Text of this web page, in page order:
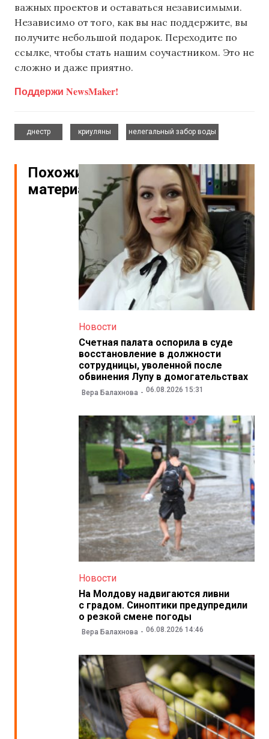
важных проектов и оставаться независимыми.
Независимо от того, как вы нас поддержите, вы
получите небольшой подарок. Переходите по
ссылке, чтобы стать нашим соучастником. Это не
сложно и даже приятно.
Поддержи NewsMaker!
днестр
криуляны
нелегальный забор воды
Похожие
материалы
Новости
Счетная палата оспорила в суде
восстановление в должности
сотрудницы, уволенной после
обвинения Лупу в домогательствах
Вера Балахнова 06.08.2026 15:31
Новости
На Молдову надвигаются ливни
с градом. Синоптики предупредили
о резкой смене погоды
Вера Балахнова 06.08.2026 14:46